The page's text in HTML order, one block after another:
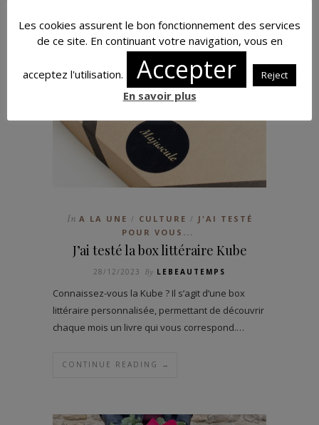
In A LA UNE / CULTURE /
J'AI TESTÉ
POUR VOUS...
J’ai testé la box littéraire Kube
28/12/2023 By LEBEAUTEMPS
Connaissez-vous la Kube ? Il s’agit d’une box
littéraire personnalisée, permettant de découvrir
chaque mois un livre qui vous correspond.…
CONTINUE READING →
Les cookies assurent le bon fonctionnement des services
de ce site. En continuant votre navigation, vous en
acceptez l'utilisation. Accepter Reject
En savoir plus